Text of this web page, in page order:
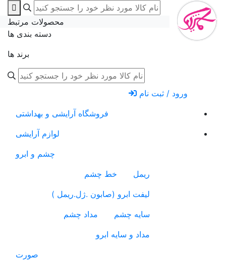
دسته بندی ها
برند ها
محصولات مرتبط
ورود / ثبت نام
فروشگاه آرایشی و بهداشتی
لوازم آرایشی
چشم و ابرو
ریمل
خط چشم
لیفت ابرو (صابون .ژل.ریمل )
سایه چشم
مداد چشم
مداد و سایه ابرو
صورت